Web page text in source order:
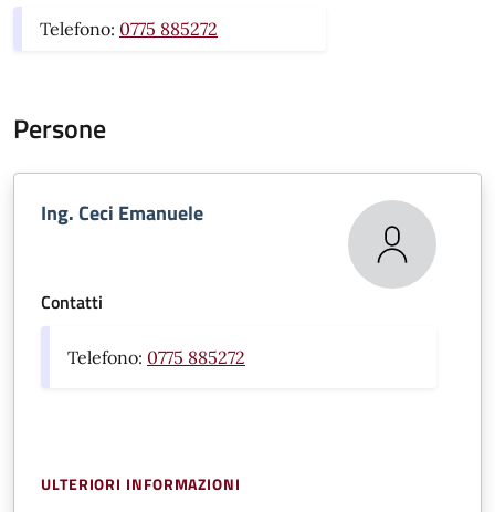
Telefono: 0775 885272
Persone
Ing. Ceci Emanuele
Contatti
Telefono: 0775 885272
ULTERIORI INFORMAZIONI